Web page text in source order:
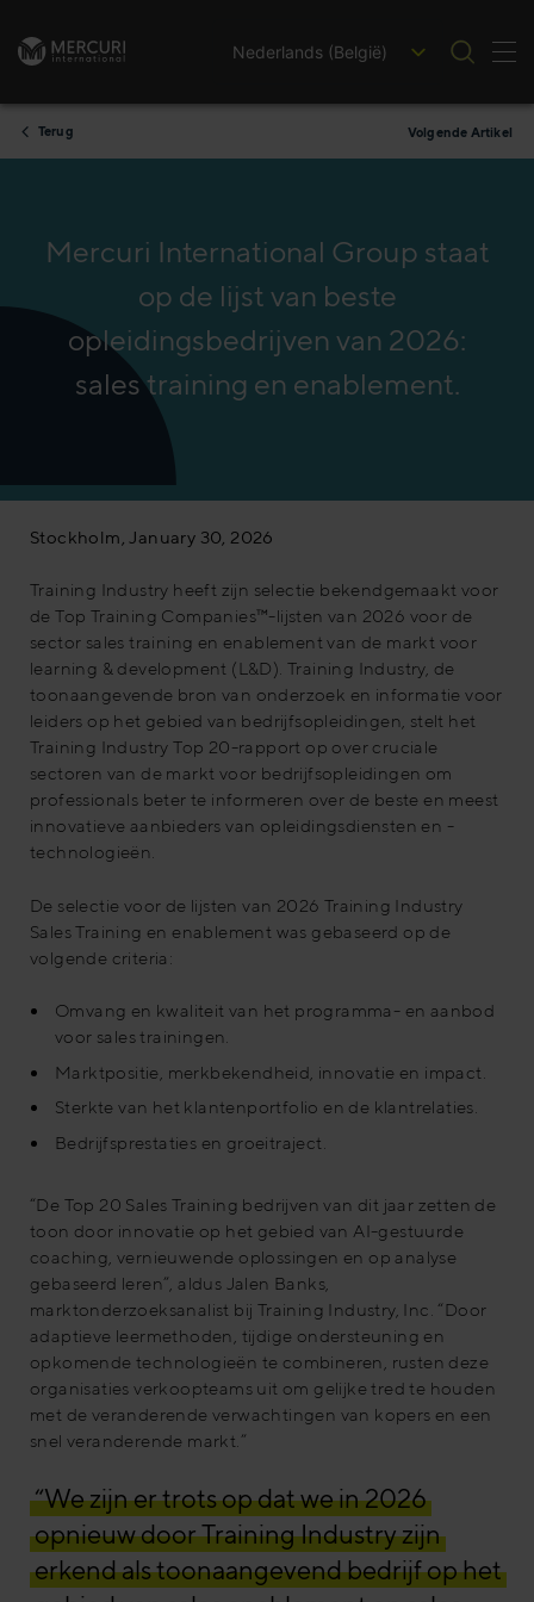
Ga naar inhoud
Nederlands (België)
Terug Volgende Artikel
Mercuri International Group staat
op de lijst van beste
opleidingsbedrijven van 2026:
sales training en enablement.
Stockholm, January 30, 2026
Training Industry heeft zijn selectie bekendgemaakt voor
de Top Training Companies™-lijsten van 2026 voor de
sector sales training en enablement van de markt voor
learning & development (L&D). Training Industry, de
toonaangevende bron van onderzoek en informatie voor
leiders op het gebied van bedrijfsopleidingen, stelt het
Training Industry Top 20-rapport op over cruciale
sectoren van de markt voor bedrijfsopleidingen om
professionals beter te informeren over de beste en meest
innovatieve aanbieders van opleidingsdiensten en -
technologieën.
De selectie voor de lijsten van 2026 Training Industry
Sales Training en enablement was gebaseerd op de
volgende criteria:
Omvang en kwaliteit van het programma- en aanbod
voor sales trainingen.
Marktpositie, merkbekendheid, innovatie en impact.
Sterkte van het klantenportfolio en de klantrelaties.
Bedrijfsprestaties en groeitraject.
“De Top 20 Sales Training bedrijven van dit jaar zetten de
toon door innovatie op het gebied van AI-gestuurde
coaching, vernieuwende oplossingen en op analyse
gebaseerd leren”, aldus Jalen Banks,
marktonderzoeksanalist bij Training Industry, Inc. “Door
adaptieve leermethoden, tijdige ondersteuning en
opkomende technologieën te combineren, rusten deze
organisaties verkoopteams uit om gelijke tred te houden
met de veranderende verwachtingen van kopers en een
snel veranderende markt.”
“We zijn er trots op dat we in 2026
opnieuw door Training Industry zijn
erkend als toonaangevend bedrijf op het